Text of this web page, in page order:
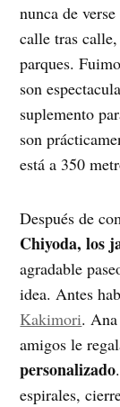
nunca de
calle tras
parques.
son
suplemento
son
está a 350
Después de
Chiyoda, los
agradable
idea. Antes
Kakimori.
amigos le
personalizado
espirales,